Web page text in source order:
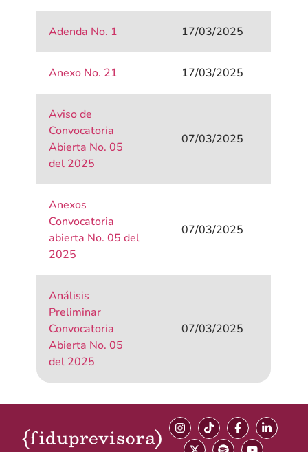
Adenda No. 1 17/03/2025
Anexo No. 21 17/03/2025
Aviso de
Convocatoria
Abierta No. 05
del 2025
07/03/2025
Anexos
Convocatoria
abierta No. 05 del
2025
07/03/2025
Análisis
Preliminar
Convocatoria
Abierta No. 05
del 2025
07/03/2025